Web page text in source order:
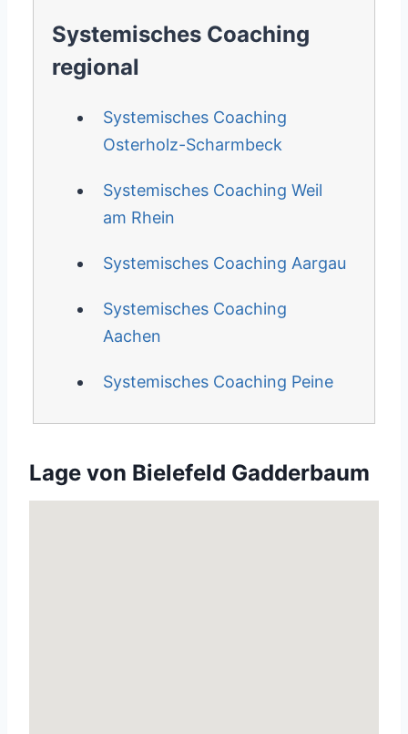
Systemisches Coaching
regional
Systemisches Coaching
Osterholz-Scharmbeck
Systemisches Coaching Weil
am Rhein
Systemisches Coaching Aargau
Systemisches Coaching
Aachen
Systemisches Coaching Peine
Lage von Bielefeld Gadderbaum